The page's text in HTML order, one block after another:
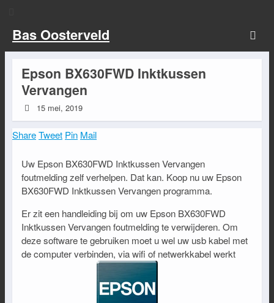
Bas Oosterveld
Epson BX630FWD Inktkussen
Vervangen
15 mei, 2019
ShareTweet Pin Mail
Uw Epson BX630FWD Inktkussen Vervangen
foutmelding zelf verhelpen. Dat kan. Koop nu uw Epson
BX630FWD Inktkussen Vervangen programma.
Er zit een handleiding bij om uw Epson BX630FWD
Inktkussen Vervangen foutmelding te verwijderen. Om
deze software te gebruiken moet u wel uw usb kabel met
de computer verbinden, via wifi of netwerkkabel werkt